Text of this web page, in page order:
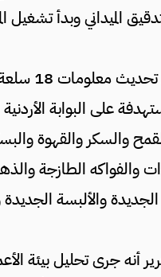
الميداني وبدأ تشغيل
على البوابة الأردنية
والسكر والقهوة
والفواكه الطازجة
والألبسة الجديدة
أنه جرى تحليل بيئة